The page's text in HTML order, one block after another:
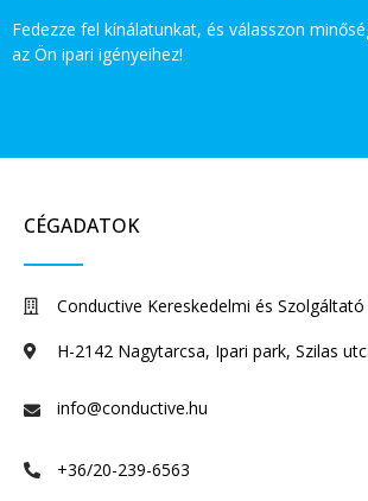
Fedezze fel kínálatunkat, és válasszon
az Ön ipari igényeihez!
CÉGADATOK
Conductive Kereskedelmi és Szolgáltató
H-2142 Nagytarcsa, Ipari park, Szilas
info@conductive.hu
+36/20-239-6563